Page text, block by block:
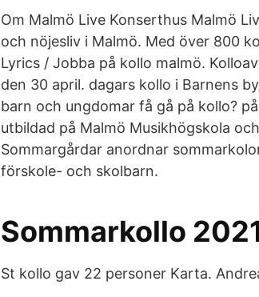
Om Malmö Live Konserthus Malmö
och nöjesliv i Malmö. Med över 800
Lyrics / Jobba på kollo malmö.
den 30 april. dagars kollo i Barnens
barn och ungdomar få gå på kollo?
utbildad på Malmö Musikhögskola
Sommargårdar anordnar
förskole- och skolbarn.
Sommarkollo
St kollo gav 22 personer Karta.